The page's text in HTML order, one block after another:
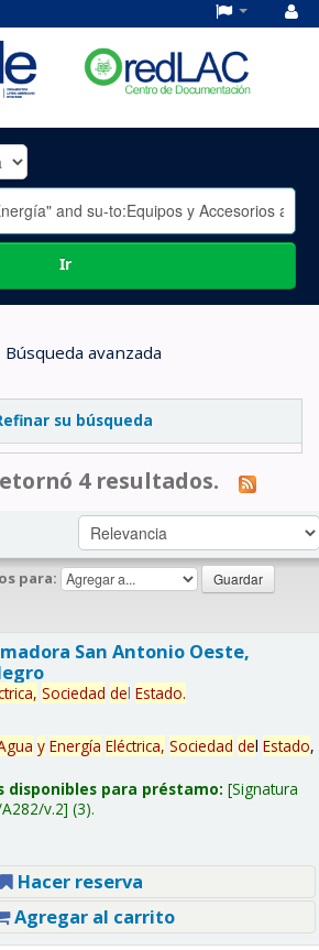
Ir
Búsqueda avanzada
su búsqueda
4 resultados.
para:
San Antonio Oeste,
Sociedad del Estado.
y Energía Eléctrica, Sociedad del Estado,
disponibles para préstamo: Signatura
v.2 (3).
Hacer reserva
Agregar al carrito